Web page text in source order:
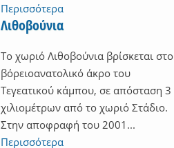
Περισσότερα
Λιθοβούνια
Το χωριό Λιθοβούνια βρίσκεται στο
βόρειοανατολικό άκρο του
Τεγεατικού κάμπου, σε απόσταση 3
χιλιομέτρων από το χωριό Στάδιο.
Στην αποφραφή του 2001...
Περισσότερα